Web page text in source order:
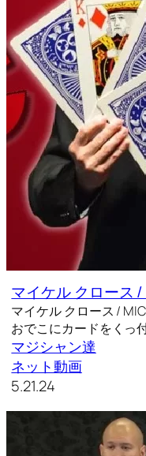
マイケル クロース /
マイケル クロース /
おでこにカードをくっ
マジシャン達
ネット動画
5.21.24